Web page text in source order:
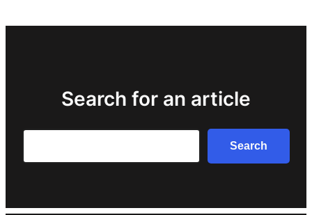
Search for an article
Search